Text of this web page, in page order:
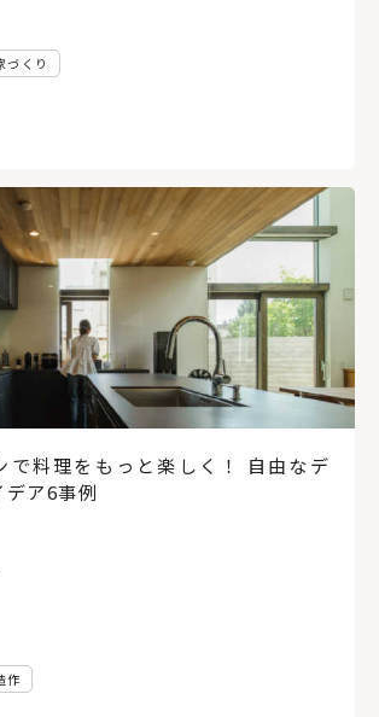
づくり
で料理をもっと楽しく！ 自由なデ
ア6事例
作